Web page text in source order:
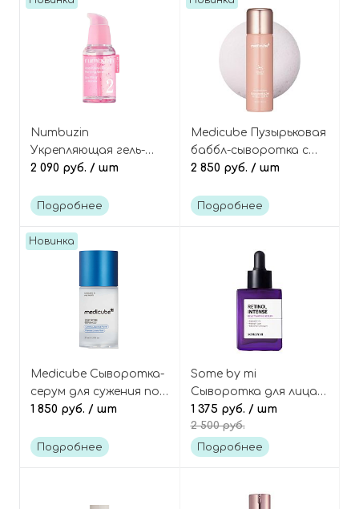
Numbuzin
Укрепляющая гель-
сыворотка с ПДРН и
PDRN Collagen
2 090 руб. / шт
Подробнее
Medicube Пузырьковая
баббл-сыворотка с
коллагеном и
Glow Bubble Serum
2 850 руб. / шт
Подробнее
Новинка
Medicube Сыворотка-
серум для сужения пор
(себорегулирующая),
1 850 руб. / шт
Подробнее
Some by mi
Сыворотка для лица с
ретинолом и
бакучиолом Retinol
Intense Reactivating
1 375 руб. / шт
2 500 руб.
Подробнее